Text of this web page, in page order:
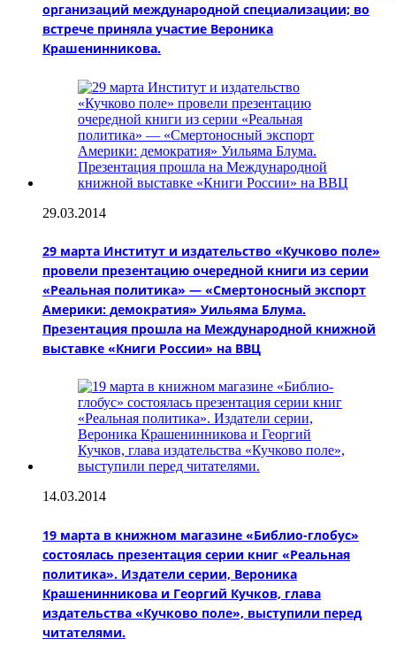
организаций международной специализации; во
встрече приняла участие Вероника
Крашенинникова.
29.03.2014
29 марта Институт и издательство «Кучково поле»
провели презентацию очередной книги из серии
«Реальная политика» — «Смертоносный экспорт
Америки: демократия» Уильяма Блума.
Презентация прошла на Международной книжной
выставке «Книги России» на ВВЦ
14.03.2014
19 марта в книжном магазине «Библио-глобус»
состоялась презентация серии книг «Реальная
политика». Издатели серии, Вероника
Крашенинникова и Георгий Кучков, глава
издательства «Кучково поле», выступили перед
читателями.